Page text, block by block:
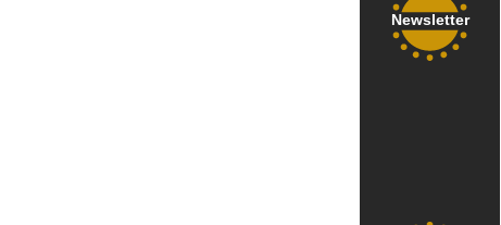
Newsletter